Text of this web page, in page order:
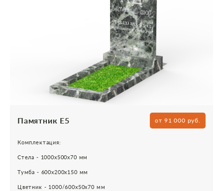
Памятник Е5 от 91 000 руб.
Комплектация:
Стела - 1000х500х70 мм
Тумба - 600х200х150 мм
Цветник - 1000/600х50х70 мм